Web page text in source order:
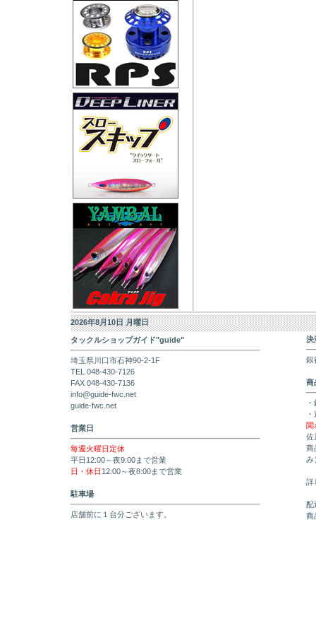
2026年8月10日 月曜日
タックルショップガイド"guide"
埼玉県川口市石神90-2-1F
TEL 048-430-7126
FAX 048-430-7136
info@guide-fwc.net
guide-fwc.net
営業日
毎週火曜日定休
平日12:00～夜9:00まで営業
日・休日 12:00～夜8:00まで営業
駐車場
店舗前に１台分ございます。
決
銀
商
関
佐
商
み
詳
配
商